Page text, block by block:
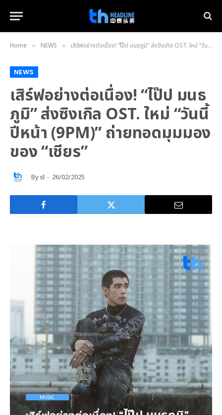
Home » NEWS » เสิร์ฟอย่างต่อเนื่อง! “ไป๊ป มนธภูมิ” ส่งซิงเกิล OST. ใหม่ “วันนี้ปีหน้า (9PM)” ถ่ายทอดมุมมองของ “เชียร”
NEWS
เสิร์ฟอย่างต่อเนื่อง! “ไป๊ป มนธ
ภูมิ” ส่งซิงเกิล OST. ใหม่ “วันนี้
ปีหน้า (9PM)” ถ่ายทอดมุมมอง
ของ “เชียร”
Bysl 26/02/2025